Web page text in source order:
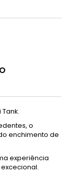
o
enchimento de
experiência